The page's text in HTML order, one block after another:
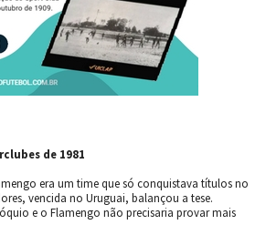
de 1981
era um time que só conquistava títulos no
vencida no Uruguai, balançou a tese.
e o Flamengo não precisaria provar mais